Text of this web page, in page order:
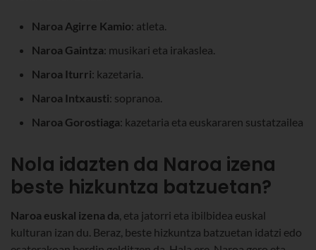
Naroa Agirre Kamio: atleta.
Naroa Gaintza: musikari eta irakaslea.
Naroa Iturri: kazetaria.
Naroa Intxausti: sopranoa.
Naroa Gorostiaga: kazetaria eta euskararen sustatzailea
Nola idazten da Naroa izena
beste hizkuntza batzuetan?
Naroa euskal izena da, eta jatorri eta ibilbidea euskal
kulturan izan du. Beraz, beste hizkuntza batzuetan idatzi edo